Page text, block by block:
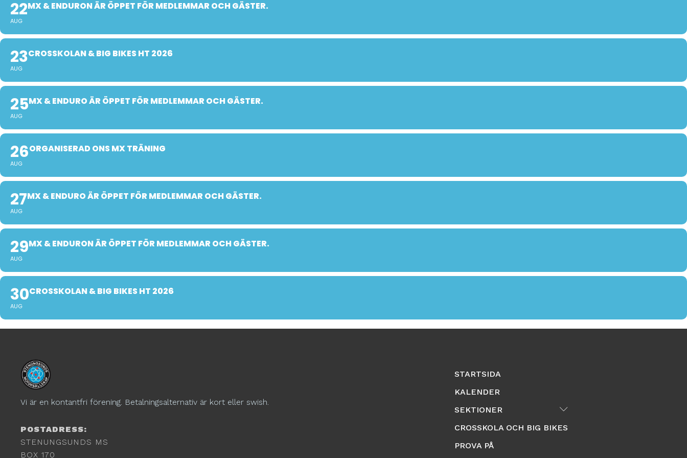
22
AUG
MX & ENDURON ÄR ÖPPET FÖR MEDLEMMAR OCH GÄSTER.
23
AUG
CROSSKOLAN & BIG BIKES HT 2026
25
AUG
MX & ENDURO ÄR ÖPPET FÖR MEDLEMMAR OCH GÄSTER.
26
AUG
ORGANISERAD ONS MX TRÄNING
27
AUG
MX & ENDURO ÄR ÖPPET FÖR MEDLEMMAR OCH GÄSTER.
29
AUG
MX & ENDURON ÄR ÖPPET FÖR MEDLEMMAR OCH GÄSTER.
30
AUG
CROSSKOLAN & BIG BIKES HT 2026
Vi är en kontantfri förening. Betalningsalternativ är kort eller swish.
POSTADRESS:
STENUNGSUNDS MS
BOX 170
STARTSIDA
KALENDER
SEKTIONER
Submenu
CROSSKOLA OCH BIG BIKES
PROVA PÅ